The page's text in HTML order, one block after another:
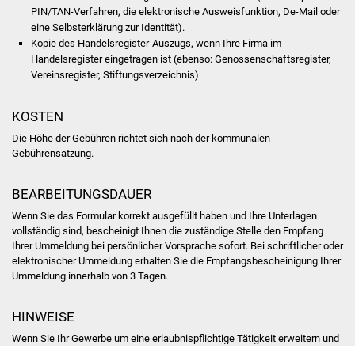
NETZMonitor
Gesundheit und Notfall
Ärzte und Apotheken
ÖPNV
Bürgerbus (MOBS)
PIN/TAN-Verfahren, die elektronische Ausweisfunktion, De-Mail oder
eine Selbsterklärung zur Identität).
Kopie des Handelsregister-Auszugs, wenn Ihre Firma im
Handelsregister eingetragen ist (ebenso: Genossenschaftsregister,
Vereinsregister, Stiftungsverzeichnis)
KOSTEN
Die Höhe der Gebühren richtet sich nach der kommunalen
Gebührensatzung.
BEARBEITUNGSDAUER
Wenn Sie das Formular korrekt ausgefüllt haben und Ihre Unterlagen
vollständig sind, bescheinigt Ihnen die zuständige Stelle den Empfang
Ihrer Ummeldung bei persönlicher Vorsprache sofort. Bei schriftlicher oder
elektronischer Ummeldung erhalten Sie die Empfangsbescheinigung Ihrer
Ummeldung innerhalb von 3 Tagen.
HINWEISE
Wenn Sie Ihr Gewerbe um eine erlaubnispflichtige Tätigkeit erweitern und